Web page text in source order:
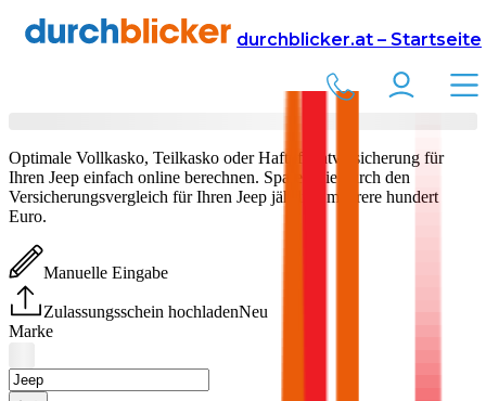
durchblicker.at – Startseite
Versicherung Autoversicherung
Versicherung vergleichen & abschließen
Optimale Vollkasko, Teilkasko oder Haftpflichtversicherung für
Ihren Jeep einfach online berechnen. Sparen Sie durch den
Versicherungsvergleich für Ihren Jeep jährlich mehrere hundert
Euro.
Manuelle Eingabe
Zulassungsschein hochladenNeu
Marke